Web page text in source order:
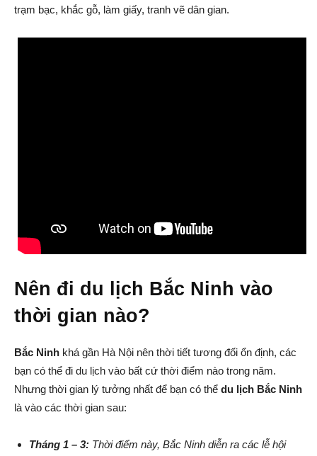
trạm bạc, khắc gỗ, làm giấy, tranh vẽ dân gian.
Nên đi du lịch Bắc Ninh vào
thời gian nào?
Bắc Ninh khá gần Hà Nội nên thời tiết tương đối ổn định, các
bạn có thể đi du lịch vào bất cứ thời điểm nào trong năm.
Nhưng thời gian lý tưởng nhất để bạn có thể du lịch Bắc Ninh
là vào các thời gian sau:
Tháng 1 – 3: Thời điểm này, Bắc Ninh diễn ra các lễ hội